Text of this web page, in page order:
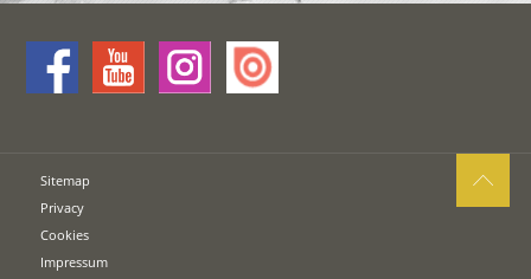
Sitemap
Privacy
Cookies
Impressum